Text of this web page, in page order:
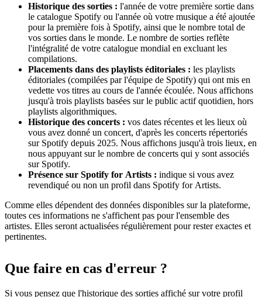
Historique des sorties : l'année de votre première sortie dans
le catalogue Spotify ou l'année où votre musique a été ajoutée
pour la première fois à Spotify, ainsi que le nombre total de
vos sorties dans le monde. Le nombre de sorties reflète
l'intégralité de votre catalogue mondial en excluant les
compilations.
Placements dans des playlists éditoriales : les playlists
éditoriales (compilées par l'équipe de Spotify) qui ont mis en
vedette vos titres au cours de l'année écoulée. Nous affichons
jusqu'à trois playlists basées sur le public actif quotidien, hors
playlists algorithmiques.
Historique des concerts : vos dates récentes et les lieux où
vous avez donné un concert, d'après les concerts répertoriés
sur Spotify depuis 2025. Nous affichons jusqu'à trois lieux, en
nous appuyant sur le nombre de concerts qui y sont associés
sur Spotify.
Présence sur Spotify for Artists : indique si vous avez
revendiqué ou non un profil dans Spotify for Artists.
Comme elles dépendent des données disponibles sur la plateforme,
toutes ces informations ne s'affichent pas pour l'ensemble des
artistes. Elles seront actualisées régulièrement pour rester exactes et
pertinentes.
Que faire en cas d'erreur ?
Si vous pensez que l'historique des sorties affiché sur votre profil